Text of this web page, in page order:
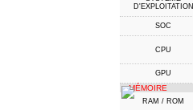
D'EXPLOITATION
SOC
CPU
GPU
MÉMOIRE
RAM / ROM